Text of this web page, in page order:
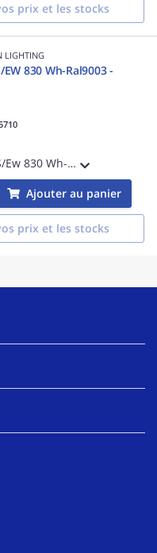
prix et les stocks
LIGHTING
830 Wh-Ral9003 -
Try Track 50 S/Ew 830 Wh-Ral9003
Ajouter au panier
prix et les stocks